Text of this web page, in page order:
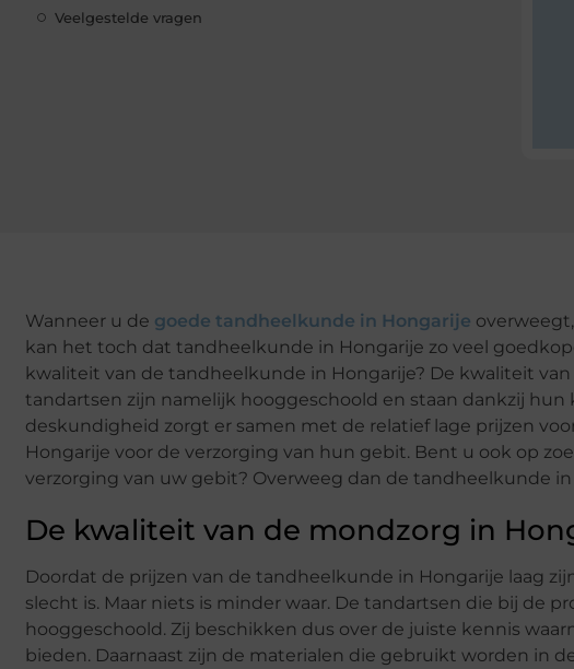
Veelgestelde vragen
Wanneer u de goede tandheelkunde in Hongarije
kan het toch dat tandheelkunde in Hongarije zo veel
kwaliteit van de tandheelkunde in Hongarije? De kwaliteit
tandartsen zijn namelijk hooggeschoold en staan dankzij hun
deskundigheid zorgt er samen met de relatief lage prijzen
Hongarije voor de verzorging van hun gebit. Bent u ook op
verzorging van uw gebit? Overweeg dan de tandheelkunde in
De kwaliteit van de mondzorg in
Doordat de prijzen van de tandheelkunde in Hongarije laag
slecht is. Maar niets is minder waar. De tandartsen die bij de
hooggeschoold. Zij beschikken dus over de juiste kennis
bieden. Daarnaast zijn de materialen die gebruikt worden in